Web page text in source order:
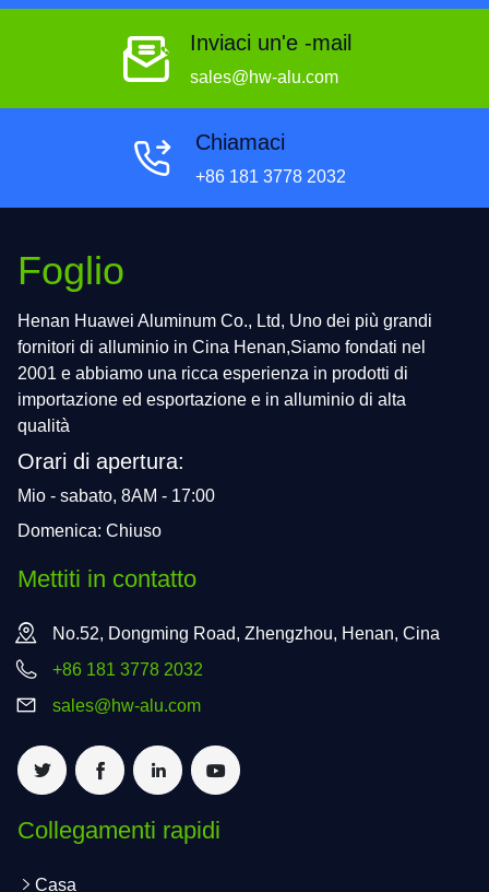
Inviaci un'e -mail
sales@hw-alu.com
Chiamaci
+86 181 3778 2032
Foglio
Henan Huawei Aluminum Co., Ltd, Uno dei più grandi
fornitori di alluminio in Cina Henan,Siamo fondati nel
2001 e abbiamo una ricca esperienza in prodotti di
importazione ed esportazione e in alluminio di alta
qualità
Orari di apertura:
Mio - sabato, 8AM - 17:00
Domenica: Chiuso
Mettiti in contatto
No.52, Dongming Road, Zhengzhou, Henan, Cina
+86 181 3778 2032
sales@hw-alu.com
Collegamenti rapidi
Casa